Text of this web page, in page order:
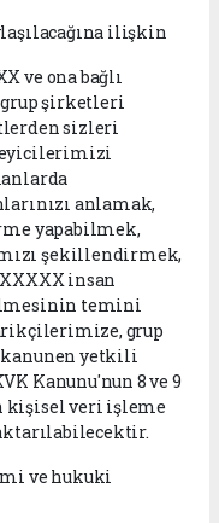
ilişkin
ve ona bağlı
grup şirketleri
sizleri
anlamak,
yapabilmek,
şekillendirmek,
insan
temini
grup
yetkili
Kanunu'nun 8 ve 9
kişisel veri işleme
ve hukuki